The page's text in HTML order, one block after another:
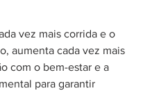
vez mais corrida e o
aumenta cada vez mais
com o bem-estar e a
para garantir